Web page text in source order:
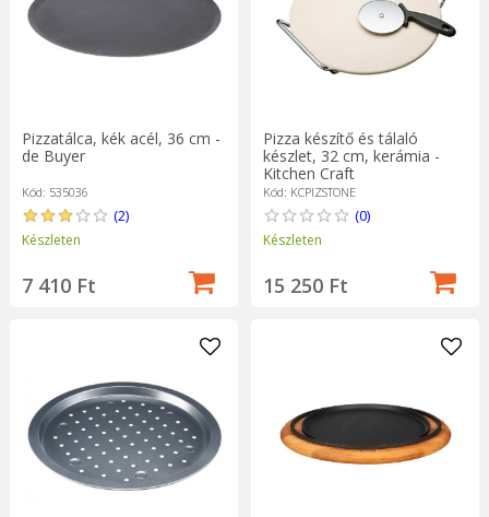
Pizzatálca, kék acél, 36 cm -
de Buyer
Kód: 535036
(2)
Készleten
7 410 Ft
Pizza készítő és tálaló
készlet, 32 cm, kerámia -
Kitchen Craft
Kód: KCPIZSTONE
(0)
Készleten
15 250 Ft